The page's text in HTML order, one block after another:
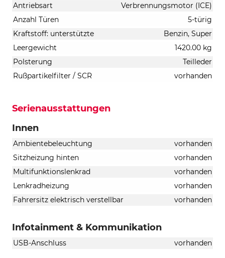
Antriebsart
Verbrennungsmotor (ICE)
Anzahl Türen
5-türig
Kraftstoff: unterstützte
Benzin, Super
Leergewicht
1420.00 kg
Polsterung
Teilleder
Rußpartikelfilter / SCR
vorhanden
Serienausstattungen
Innen
Ambientebeleuchtung
vorhanden
Sitzheizung hinten
vorhanden
Multifunktionslenkrad
vorhanden
Lenkradheizung
vorhanden
Fahrersitz elektrisch verstellbar
vorhanden
Infotainment & Kommunikation
USB-Anschluss vorhanden